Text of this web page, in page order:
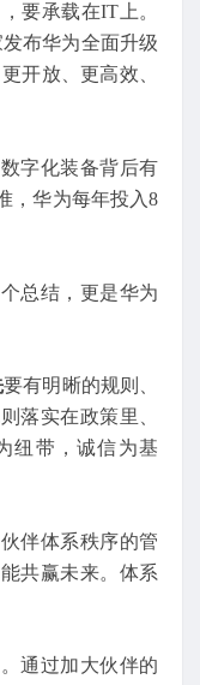
要承载在IT上。
布华为全面升级
开放、更高效、
字化装备背后有
，华为每年投入8
总结，更是华为
要有明晰的规则、
落实在政策里、
纽带，诚信为基
伴体系秩序的管
共赢未来。体系
通过加大伙伴的